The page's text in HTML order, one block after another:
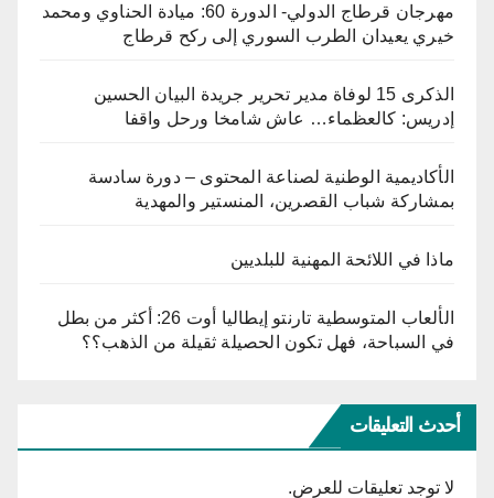
مهرجان قرطاج الدولي- الدورة 60: ميادة الحناوي ومحمد
خيري يعيدان الطرب السوري إلى ركح قرطاج
الذكرى 15 لوفاة مدير تحرير جريدة البيان الحسين
إدريس: كالعظماء… عاش شامخا ورحل واقفا
الأكاديمية الوطنية لصناعة المحتوى – دورة سادسة
بمشاركة شباب القصرين، المنستير والمهدية
ماذا في اللائحة المهنية للبلديين
الألعاب المتوسطية تارنتو إيطاليا أوت 26: أكثر من بطل
في السباحة، فهل تكون الحصيلة ثقيلة من الذهب؟؟
أحدث التعليقات
لا توجد تعليقات للعرض.